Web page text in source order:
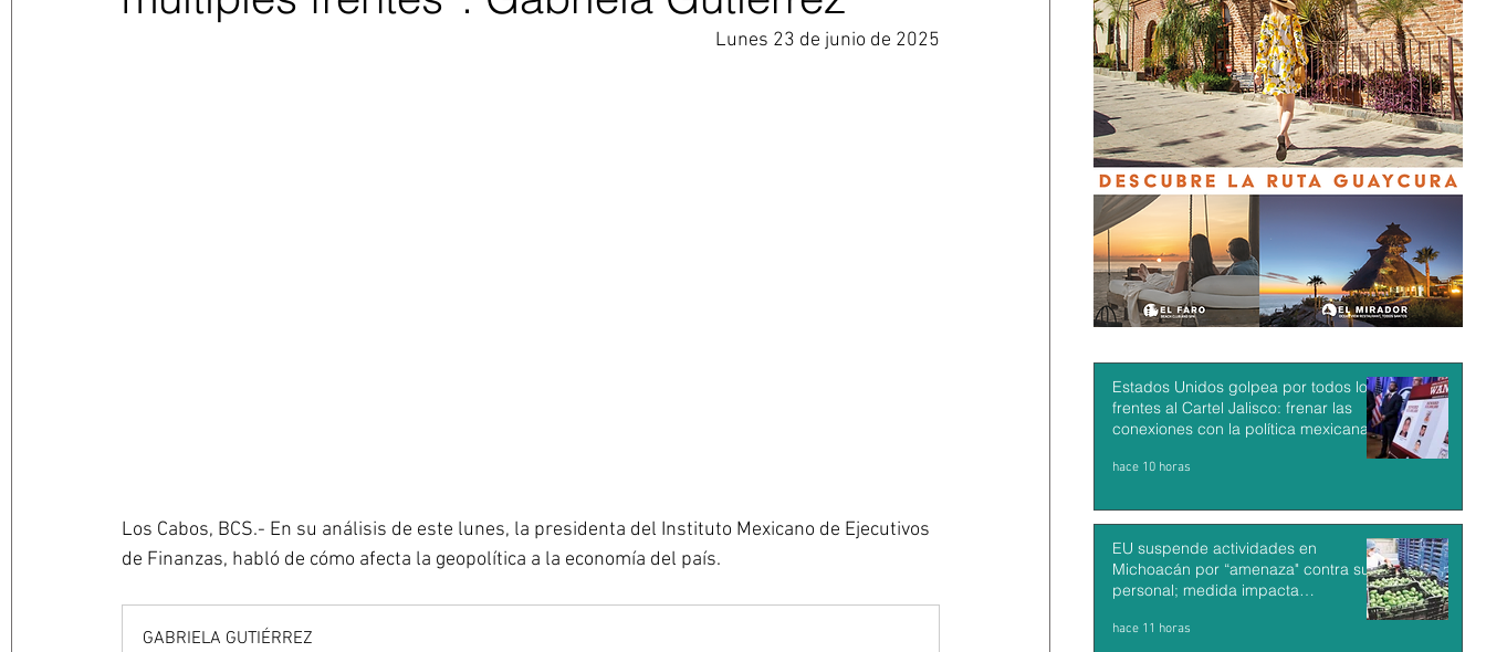
Lunes 23 de junio de 2025
Los Cabos, BCS.- En su análisis de este lunes, la presidenta del Instituto Mexicano de Ejecutivos
de Finanzas, habló de cómo afecta la geopolítica a la economía del país.
GABRIELA GUTIÉRREZ
Estados Unidos golpea por todos los
frentes al Cartel Jalisco: frenar las
conexiones con la política mexicana y
hace 10 horas
EU suspende actividades en
Michoacán por “amenaza" contra su
personal; medida impacta
exportaciones de aguacate mexicano
hace 11 horas